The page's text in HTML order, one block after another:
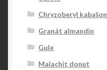
Chryzoberyl kabašon
Granát almandin
Gule
Malachit donut